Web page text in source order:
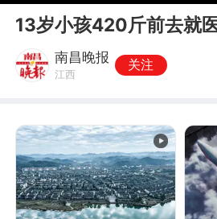
13岁小孩420斤前去就
南昌晚报
江西
关注